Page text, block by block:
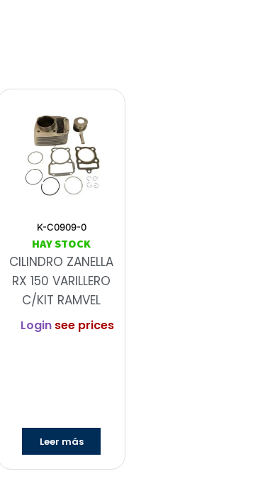
K-C0909-0
HAY STOCK
CILINDRO ZANELLA
RX 150 VARILLERO
C/KIT RAMVEL
Login see prices
Leer más